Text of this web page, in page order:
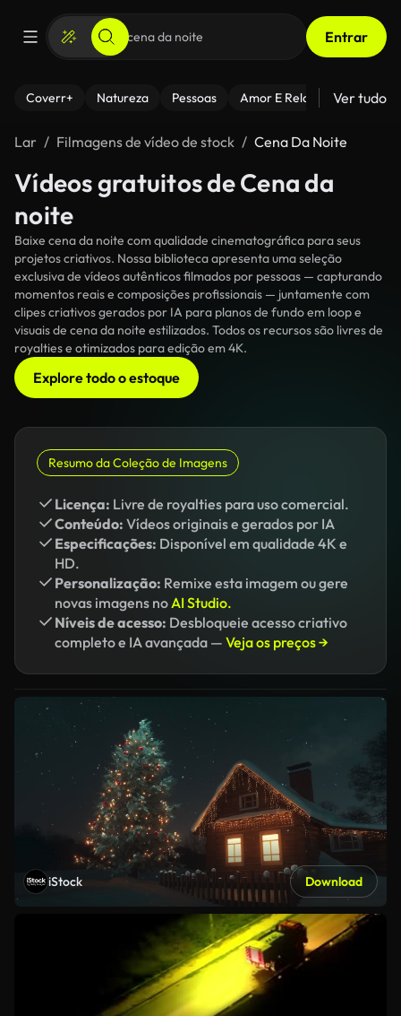
Entrar
Coverr+ Natureza Pessoas Amor E Relacionamentos
Ver tudo
Lar Filmagens de vídeo de stock Cena Da Noite
Vídeos gratuitos de Cena da
noite
Baixe cena da noite com qualidade cinematográfica para seus
projetos criativos. Nossa biblioteca apresenta uma seleção
exclusiva de vídeos autênticos filmados por pessoas — capturando
momentos reais e composições profissionais — juntamente com
clipes criativos gerados por IA para planos de fundo em loop e
visuais de cena da noite estilizados. Todos os recursos são livres de
royalties e otimizados para edição em 4K.
Explore todo o estoque
Resumo da Coleção de Imagens
Licença: Livre de royalties para uso comercial.
Conteúdo: Vídeos originais e gerados por IA
Especificações: Disponível em qualidade 4K e
HD.
Personalização: Remixe esta imagem ou gere
novas imagens noAI Studio.
Níveis de acesso: Desbloqueie acesso criativo
completo e IA avançada — Veja os preços →
iStock Download